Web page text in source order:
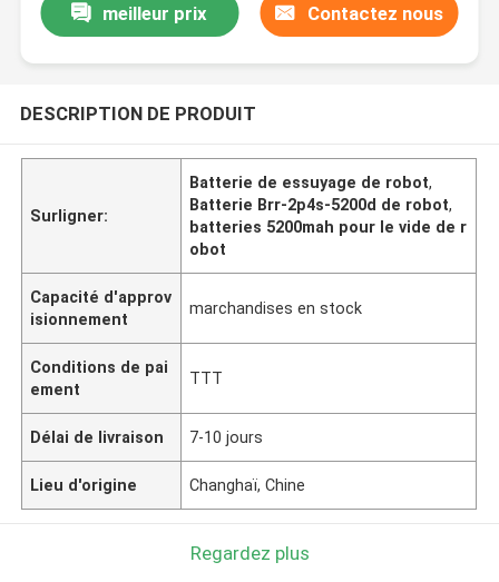
meilleur prix Contactez nous
DESCRIPTION DE PRODUIT
Surligner:
Batterie de essuyage de robot,
Batterie Brr-2p4s-5200d de robot,
batteries 5200mah pour le vide de r
obot
Capacité d'approv
isionnement
marchandises en stock
Conditions de pai
ement
TTT
Délai de livraison 7-10 jours
Lieu d'origine Changhaï, Chine
Regardez plus